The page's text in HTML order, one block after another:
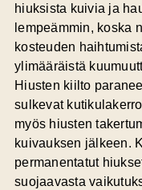
hiuksista kuivia ja
lempeämmin, koska
kosteuden
ylimääräistä
Hiusten kiilto
sulkevat
myös hiusten
kuivauksen jälkeen.
permanentatut
suojaavasta